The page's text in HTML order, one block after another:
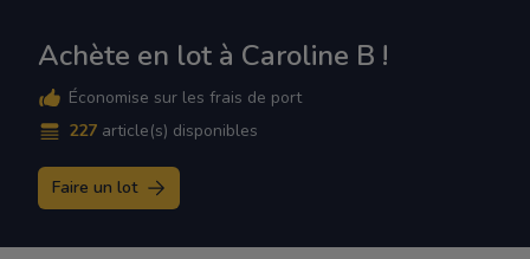
Achète en lot à Caroline B !
Économise sur les frais de port
227 article(s) disponibles
Faire un lot